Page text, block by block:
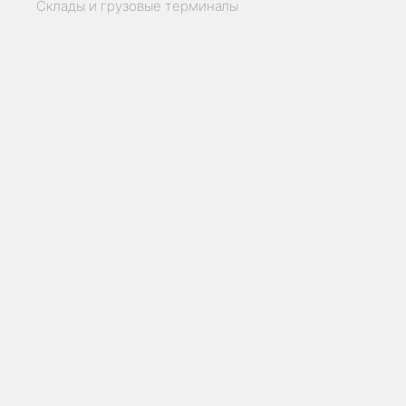
Склады и грузовые терминалы